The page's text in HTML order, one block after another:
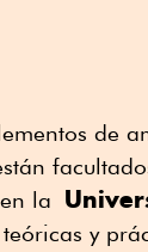
de
la
y